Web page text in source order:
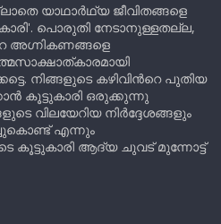
യാഥാർഥ്യ ജീവിതങ്ങളെ
പൊരുതി നേടാനുള്ളതല്ല,
അഗ്നികണങ്ങളെ
നിങ്ങളുടെ കഴിവിന്‍റെ പുതിയ
കൂട്ടുകാരി ഒരുക്കുന്നു
വിലയേറിയ നിർദ്ദേശങ്ങളും
എന്നും
കൂട്ടുകാരി ആദ്യ ചുവട് മുന്നോട്ട്